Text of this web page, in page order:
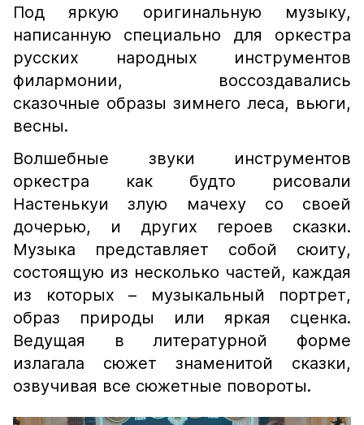
Под яркую оригинальную музыку,
написанную специально для оркестра
русских народных инструментов
филармонии, воссоздавались
сказочные образы зимнего леса, вьюги,
весны.
Волшебные звуки инструментов
оркестра как будто рисовали
Настенькуи злую мачеху со своей
дочерью, и других героев сказки.
Музыка представляет собой сюиту,
состоящую из несколько частей, каждая
из которых – музыкальный портрет,
образ природы или яркая сценка.
Ведущая в литературной форме
излагала сюжет знаменитой сказки,
озвучивая все сюжетные повороты.